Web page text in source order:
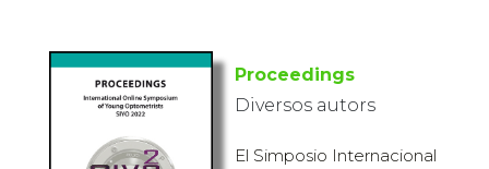
Proceedings
Diversos autors
El Simposio Internacional